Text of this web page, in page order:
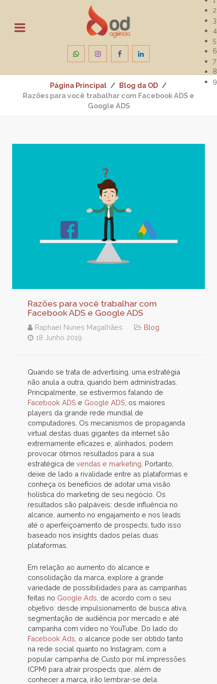
Página Principal
Blog da OD
Razões para você trabalhar com Facebook ADS e
Google ADS
Razões para você trabalhar com
Facebook ADS e Google ADS
Raphael Nunes Magalhães
Blog
18 Junho 2019
Quando se trata de advertising, uma estratégia
não anula a outra, quando bem administradas.
Principalmente, se estivermos falando de
Facebook ADS e Google ADS , os maiores
players da grande rede mundial de
computadores. Os mecanismos de propaganda
virtual destas duas gigantes da internet são
extremamente eficazes e, alinhados, podem
provocar ótimos resultados para a sua
estratégica de vendas e marketing . Portanto,
deixe de lado a rivalidade entre as plataformas e
conheça os benefícios de adotar uma visão
holística do marketing de seu negócio. Os
resultados são palpáveis: desde influência no
alcance, aumento no engajamento e nos leads
até o aperfeiçoamento de prospects, tudo isso
baseado nos insights dados pelas duas
plataformas.
Em relação ao aumento do alcance e
consolidação da marca, explore a grande
variedade de possibilidades para as campanhas
feitas no Google Ads , de acordo com o seu
objetivo: desde impulsionamento de busca ativa,
segmentação de audiência por mercado e até
campanha com vídeo no YouTube. Do lado do
Facebook Ads , o alcance pode ser obtido tanto
na rede social quanto no Instagram, com a
popular campanha de Custo por mil impressões
(CPM) para atrair prospects que, além de
conhecer a marca, irão lembrar-se dela.
2
3
4
5
6
7
8
9